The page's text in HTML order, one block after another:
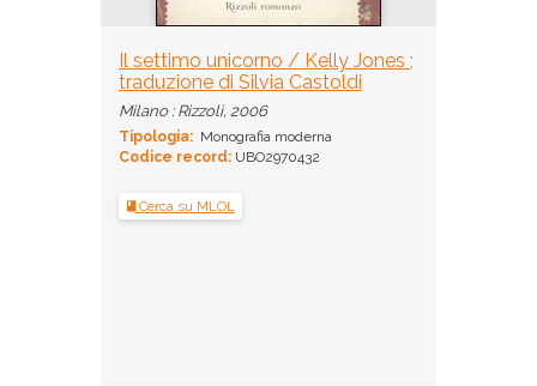
Il settimo unicorno / Kelly Jones ;
traduzione di Silvia Castoldi
Milano : Rizzoli, 2006
Tipologia: Monografia moderna
Codice record: UBO2970432
Cerca su MLOL